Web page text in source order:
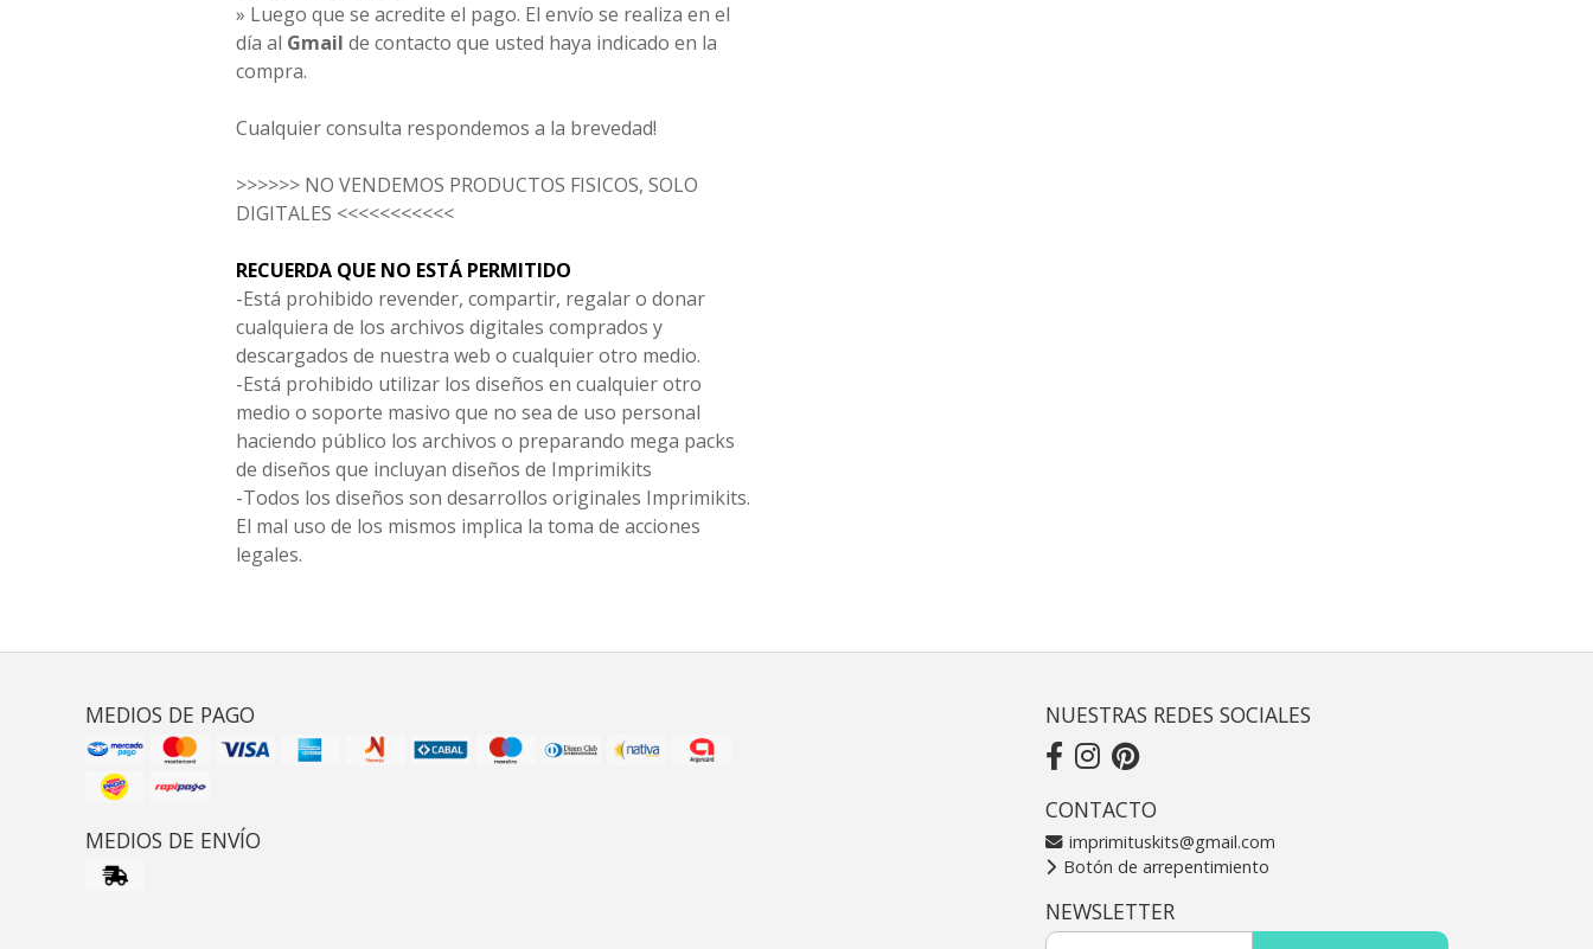
» Luego que se acredite el pago. El envío se realiza en el
día al Gmail de contacto que usted haya indicado en la
compra.
Cualquier consulta respondemos a la brevedad!
>>>>>> NO VENDEMOS PRODUCTOS FISICOS, SOLO
DIGITALES <<<<<<<<<<<
RECUERDA QUE NO ESTÁ PERMITIDO
-Está prohibido revender, compartir, regalar o donar
cualquiera de los archivos digitales comprados y
descargados de nuestra web o cualquier otro medio.
-Está prohibido utilizar los diseños en cualquier otro
medio o soporte masivo que no sea de uso personal
haciendo público los archivos o preparando mega packs
de diseños que incluyan diseños de Imprimikits
-Todos los diseños son desarrollos originales Imprimikits.
El mal uso de los mismos implica la toma de acciones
legales.
MEDIOS DE PAGO
MEDIOS DE ENVÍO
NUESTRAS REDES SOCIALES
CONTACTO
imprimituskits@gmail.com
Botón de arrepentimiento
NEWSLETTER